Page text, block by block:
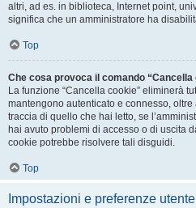
altri, ad es. in biblioteca, Internet point,
significa che un amministratore ha
Top
Che cosa provoca il comando “Cancella
La funzione “Cancella cookie” eliminerà
mantengono autenticato e connesso,
traccia di quello che hai letto, se
hai avuto problemi di accesso o di uscita
cookie potrebbe risolvere tali disguidi.
Top
Impostazioni e preferenze utente